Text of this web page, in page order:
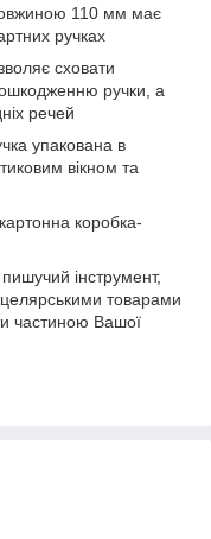
110 мм має
ручках
сховати
ручки, а
речей
упакована в
вікном та
коробка-
інструмент,
товарами
частиною Вашої